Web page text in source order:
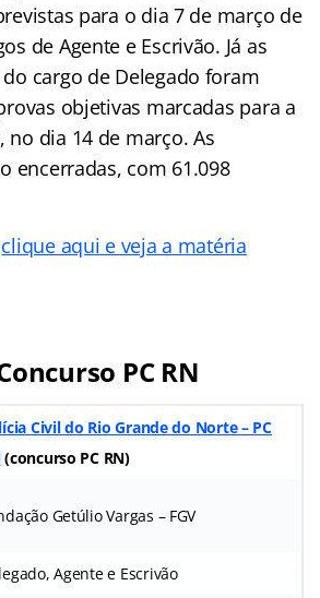
para o dia 7 de março de
de Agente e Escrivão. Já as
cargo de Delegado foram
objetivas marcadas para a
no dia 14 de março. As
encerradas, com 61.098
clique aqui e veja a matéria
PC RN
Civil do Rio Grande do Norte – PC
(concurso PC RN)
Getúlio Vargas – FGV
Agente e Escrivão